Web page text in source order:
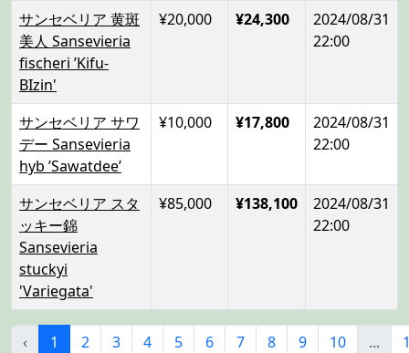
サンセベリア 黄斑
美人 Sansevieria
fischeri ’Kifu-
BIzin'
¥20,000 ¥24,300
2024/08/31
22:00
サンセベリア サワ
デー Sansevieria
hyb ’Sawatdee’
¥10,000 ¥17,800
2024/08/31
22:00
サンセベリア スタ
ッキー錦
Sansevieria
stuckyi
'Variegata'
¥85,000 ¥138,100
2024/08/31
22:00
‹ 1 2 3 4 5 6 7 8 9 10 ...